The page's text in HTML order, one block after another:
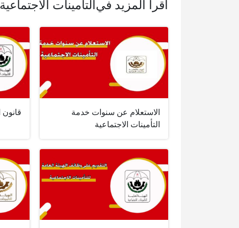
اقرأ المزيد في التأمينات الاجتماعية
الاستعلام عن سنوات خدمة
التأمينات الاجتماعية
قانون